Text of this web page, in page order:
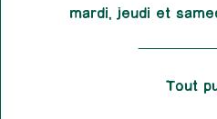
mardi, jeudi et
Tout